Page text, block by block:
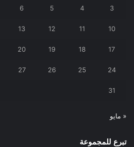
3
4
5
6
10
11
12
13
17
18
19
20
24
25
26
27
31
« مايو
تبرع للمجموعة